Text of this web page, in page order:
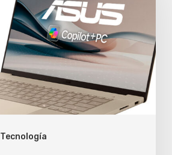
Tecnología